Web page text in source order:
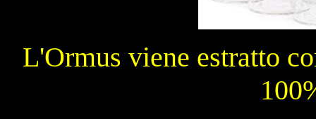
L'Ormus viene estratto